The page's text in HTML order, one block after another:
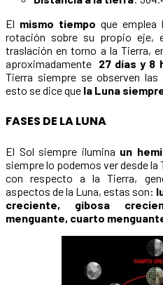
El mismo tiempo que
rotación sobre su propio eje,
traslación en torno a la Tierra,
aproximadamente 27 días y 8
Tierra siempre se observen
esto se dice que la Luna
FASES DE LA LUNA
El Sol siempre ilumina un
siempre lo podemos ver desde la
con respecto a la Tierra,
aspectos de la Luna, estas son:
creciente, gibosa
menguante, cuarto